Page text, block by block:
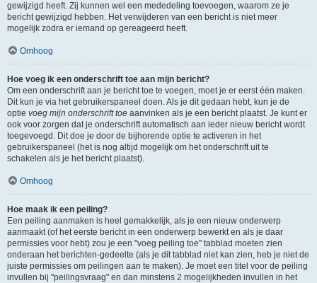
gewijzigd heeft. Zij kunnen wel een mededeling toevoegen, waarom ze je
bericht gewijzigd hebben. Het verwijderen van een bericht is niet meer
mogelijk zodra er iemand op gereageerd heeft.
Omhoog
Hoe voeg ik een onderschrift toe aan mijn bericht?
Om een onderschrift aan je bericht toe te voegen, moet je er eerst één maken.
Dit kun je via het gebruikerspaneel doen. Als je dit gedaan hebt, kun je de
optie voeg mijn onderschrift toe aanvinken als je een bericht plaatst. Je kunt er
ook voor zorgen dat je onderschrift automatisch aan ieder nieuw bericht wordt
toegevoegd. Dit doe je door de bijhorende optie te activeren in het
gebruikerspaneel (het is nog altijd mogelijk om het onderschrift uit te
schakelen als je het bericht plaatst).
Omhoog
Hoe maak ik een peiling?
Een peiling aanmaken is heel gemakkelijk, als je een nieuw onderwerp
aanmaakt (of het eerste bericht in een onderwerp bewerkt en als je daar
permissies voor hebt) zou je een "voeg peiling toe" tabblad moeten zien
onderaan het berichten-gedeelte (als je dit tabblad niet kan zien, heb je niet de
juiste permissies om peilingen aan te maken). Je moet een titel voor de peiling
invullen bij "peilingsvraag" en dan minstens 2 mogelijkheden invullen in het